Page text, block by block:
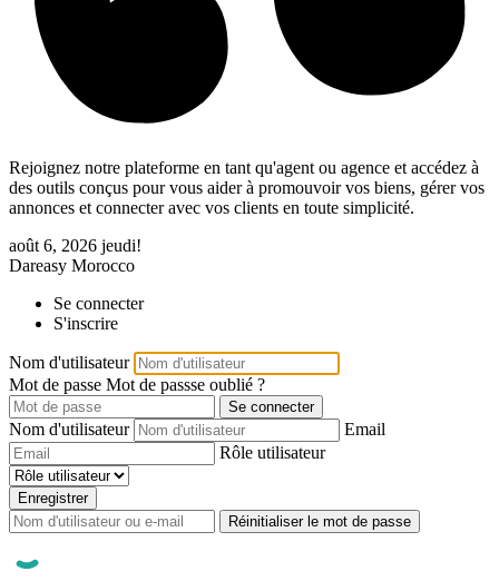
Rejoignez notre plateforme en tant qu'agent ou agence et accédez à
des outils conçus pour vous aider à promouvoir vos biens, gérer vos
annonces et connecter avec vos clients en toute simplicité.
août 6, 2026 jeudi!
Dareasy Morocco
Se connecter
S'inscrire
Nom d'utilisateur
Mot de passe Mot de passse oublié ?
Se connecter
Nom d'utilisateur
Email
Rôle utilisateur
Enregistrer
Réinitialiser le mot de passe